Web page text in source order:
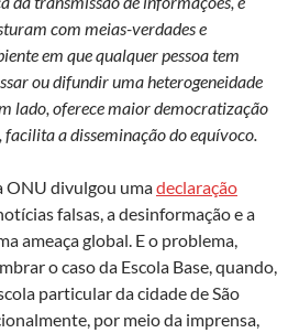
com meias-verdades e
em que qualquer pessoa tem
ou difundir uma heterogeneidade
lado, oferece maior democratização
a disseminação do equívoco.
ONU divulgou umadeclaração
falsas, a desinformação e a
ameaça global. E o problema,
o caso da Escola Base, quando,
particular da cidade de São
por meio da imprensa,